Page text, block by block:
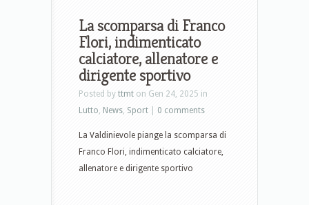
La scomparsa di Franco
Flori, indimenticato
calciatore, allenatore e
dirigente sportivo
Posted by ttmt on Gen 24, 2025 in
Lutto, News, Sport 0 comments
La Valdinievole piange la scomparsa di
Franco Flori, indimenticato calciatore,
allenatore e dirigente sportivo